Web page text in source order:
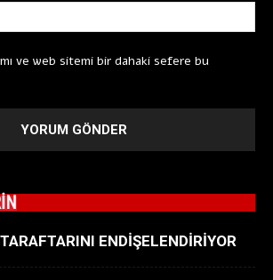
ve web sitemi bir dahaki sefere bu
ENDİŞELENDİRİYOR